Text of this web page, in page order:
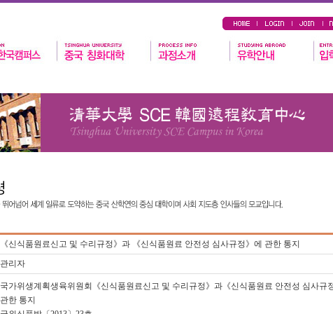
《신식품원료신고 및 수리규정》과 《신식품원료 안전성 심사규정》에 관한 통지
관리자
국가위생계획생육위원회《신식품원료신고 및 수리규정》과《신식품원료 안전성 심사규
관한 통지